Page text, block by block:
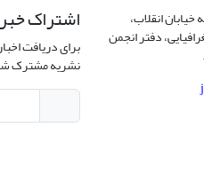
انقلاب،
دفتر انجمن
اشتراک
برای دریافت
نشریه مشترک